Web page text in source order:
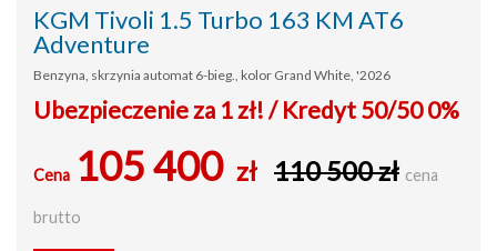
KGM Tivoli 1.5 Turbo 163 KM AT6
Adventure
Benzyna, skrzynia automat 6-bieg., kolor Grand White, '2026
Ubezpieczenie za 1 zł! / Kredyt 50/50 0%
Cena 105 400 zł 110 500 zł cena
brutto